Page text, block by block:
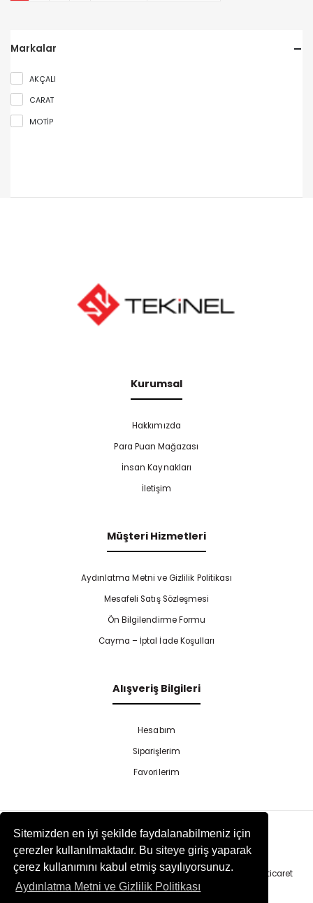
Sitemizden en iyi şekilde faydalanabilmeniz için
çerezler kullanılmaktadır. Bu siteye giriş yaparak
çerez kullanımını kabul etmiş sayılıyorsunuz.
Aydınlatma Metni ve Gizlilik Politikası
Markalar
AKÇALI
CARAT
MOTİP
Kurumsal
Hakkımızda
Para Puan Mağazası
İnsan Kaynakları
İletişim
Müşteri Hizmetleri
Aydınlatma Metni ve Gizlilik Politikası
Mesafeli Satış Sözleşmesi
Ön Bilgilendirme Formu
Cayma – İptal İade Koşulları
Alışveriş Bilgileri
Hesabım
Siparişlerim
Favorilerim
Copyright 2025 Tekinel | All Rights Reserved. | Else Yazılım
E-ticaret
Paketleriile hazırlanmıştır.